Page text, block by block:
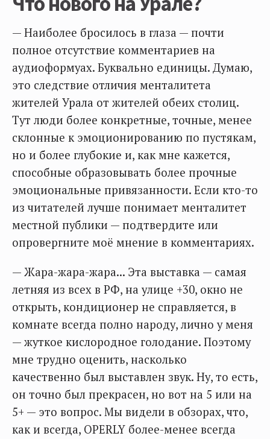
— Наиболее бросилось в глаза — почти
полное отсутствие комментариев на
аудиоформуах. Буквально единицы. Думаю,
это следствие отличия менталитета
жителей Урала от жителей обеих столиц.
Тут люди более конкретные, точные, менее
склонные к эмоционированию по пустякам,
но и более глубокие и, как мне кажется,
способные образовывать более прочные
эмоциональные привязанности. Если кто-то
из читателей лучше понимает менталитет
местной публики — подтвердите или
опровергните моё мнение в комментариях.
— Жара-жара-жара... Эта выставка — самая
летняя из всех в РФ, на улице +30, окно не
открыть, кондиционер не справляется, в
комнате всегда полно народу, лично у меня
— жуткое кислородное голодание. Поэтому
мне трудно оценить, насколько
качественно был выставлен звук. Ну, то есть,
он точно был прекрасен, но вот на 5 или на
5+ — это вопрос. Мы видели в обзорах, что,
как и всегда, OPERLY более-менее всегда